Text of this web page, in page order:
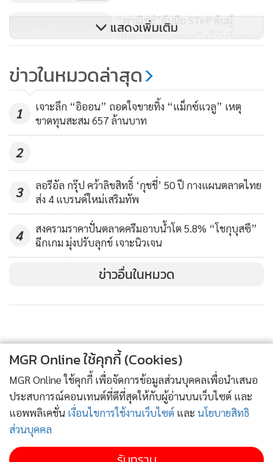
สำหรับกิจกรรมครั้งที่ 2 “DITP x PChome Thai : Cross Border
2565 เวลา 14.00 - 15.30 น. ที่เปิดโอกาสให้ผู้ประกอบการไทย
รับฟังข้อมูลโมเดลการขายสินค้าออนไลน์สู่ตลาดไต้หวันในรูป
แบบใหม่ ที่ง่ายขึ้นกว่าเดิม ตามมาด้วยกิจกรรมจับคู่เจรจาธุรกิจ
(Online Business Matching) สำหรับผู้มีสินค้าในกลุ่ม Thai
design, Clothing and Bag, Dried fruit และ Home &
ขายบนแพลตฟอร์มแบบตัวต่อตัวในวันที่ 7-8 เมษายน 2565
สนใจลงทะเบียนคลิกhttps://forms.gle/jrrDywznZ5vpz1q97
สำหรับกิจกรรม Cross Border e-Commerce ขายออนไลน์สู่
ตลาดโลก ยังมีอย่างต่อเนื่องไปจนถึงเดือนกันยายน 2565 ผู้
ประกอบการที่สนใจสามารถติดตามข่าวสารได้ทาง
4466
“พาณิชย์”จับมือ STeP ดันผู้
ประกอบการภาคเหนือ ใช้นวัตกรรม
102
เริ่มแล้ว! พาณิชย์รุกหนักต่อเนื่อง
สร้างความแข็งแกร่งเศรษฐกิจ ผนึก
กำลังกูรูอีคอมเมิร์ซ เปิดหลักสูตรปั้น
ร้านค้าออนไลน์ขั้นเทพ รุ่นที่ 2
OMG#2)
แสดงเพิ่มเติม
ข่าวในหมวดล่าสุด
1
เจาะลึก “อิออน” ถอดใจขายทิ้ง “แม็กซ์แวลู” เหตุ
ขาดทุนสะสม 657 ล้านบาท
2
3
ลอรีอัล กรุ๊ป คว้าลิขสิทธิ์ ‘กุชชี่’ 50 ปี กางแผนตลาดไทย
ส่ง 4 แบรนด์ใหม่เสริมทัพ
4
สงครามราคาปั่นตลาดครีมอาบน้ำโต 5.8% “โชกุบุสซึ”
ฉีกเกม มุ่งปรับลุกข์ เจาะนิวเจน
ข่าวอื่นในหมวด
MGR Online ใช้คุกกี้ (Cookies)
MGR Online ใช้คุกกี้ เพื่อจัดการข้อมูลส่วนบุคคลเพื่อนำเสนอ
ประสบการณ์คอนเทนต์ที่ดีที่สุดให้กับผู้อ่านบนเว็บไซต์ และ
แอพพลิเคชั่น เงื่อนไขการใช้งานเว็บไซต์ และ นโยบายสิทธิ
ส่วนบุคคล